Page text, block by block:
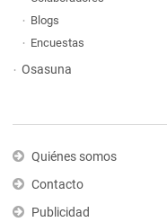
Blogs
Encuestas
Osasuna
Quiénes somos
Contacto
Publicidad